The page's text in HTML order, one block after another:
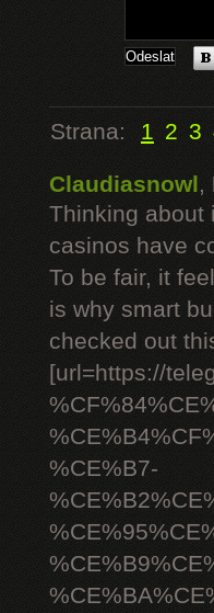
Strana: 1 2 3
Claudiasnowl,
Thinking about
casinos have
To be fair, it
is why smart
checked out
[url=https://
%CE%B7-